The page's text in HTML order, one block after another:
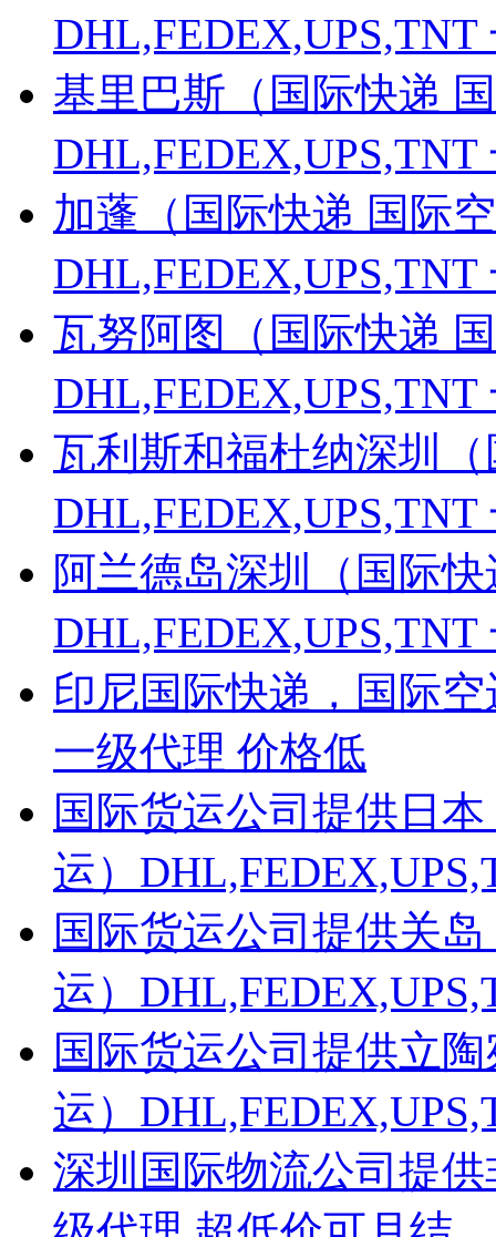
基里巴斯（国际快递
加蓬（国际快递 国际
瓦努阿图（国际快递
瓦利斯和福杜纳深圳
阿兰德岛深圳（国际
印尼国际快递，国际
一级代理 价格低
国际货运公司提供日
运）
国际货运公司提供关
运）
国际货运公司提供立
运）
深圳国际物流公司提